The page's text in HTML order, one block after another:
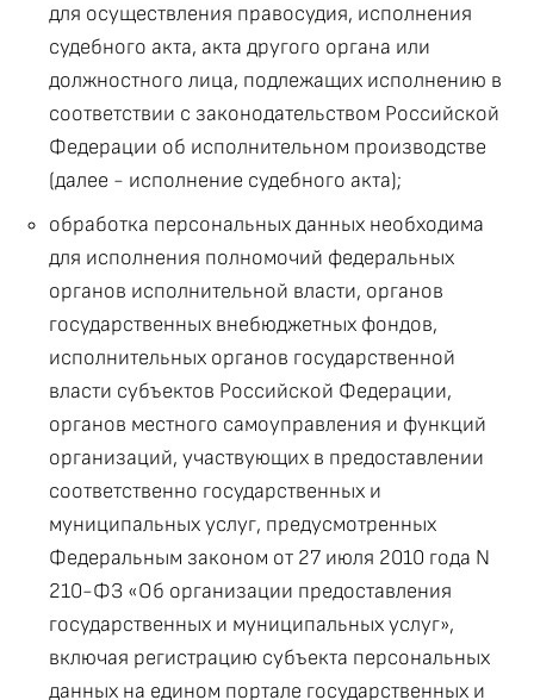
для осуществления правосудия, исполнения
судебного акта, акта другого органа или
должностного лица, подлежащих исполнению в
соответствии с законодательством Российской
Федерации об исполнительном производстве
(далее - исполнение судебного акта);
обработка персональных данных необходима
для исполнения полномочий федеральных
органов исполнительной власти, органов
государственных внебюджетных фондов,
исполнительных органов государственной
власти субъектов Российской Федерации,
органов местного самоуправления и функций
организаций, участвующих в предоставлении
соответственно государственных и
муниципальных услуг, предусмотренных
Федеральным законом от 27 июля 2010 года N
210-ФЗ «Об организации предоставления
государственных и муниципальных услуг»,
включая регистрацию субъекта персональных
данных на едином портале государственных и